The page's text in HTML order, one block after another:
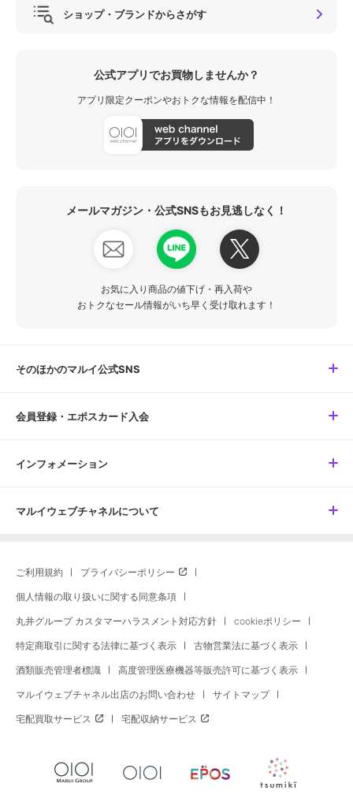
ショップ・ブランドからさがす
公式アプリでお買物しませんか？
アプリ限定クーポンやおトクな情報を配信中！
メールマガジン・公式SNSもお見逃しなく！
お気に入り商品の値下げ・再入荷や
おトクなセール情報がいち早く受け取れます！
そのほかのマルイ公式SNS
会員登録・エポスカード入会
インフォメーション
マルイウェブチャネルについて
ご利用規約 プライバシーポリシー
個人情報の取り扱いに関する同意条項
丸井グループ カスタマーハラスメント対応方針 cookieポリシー
特定商取引に関する法律に基づく表示 古物営業法に基づく表示
酒類販売管理者標識 高度管理医療機器等販売許可に基づく表示
マルイウェブチャネル出店のお問い合わせ サイトマップ
宅配買取サービス 宅配収納サービス